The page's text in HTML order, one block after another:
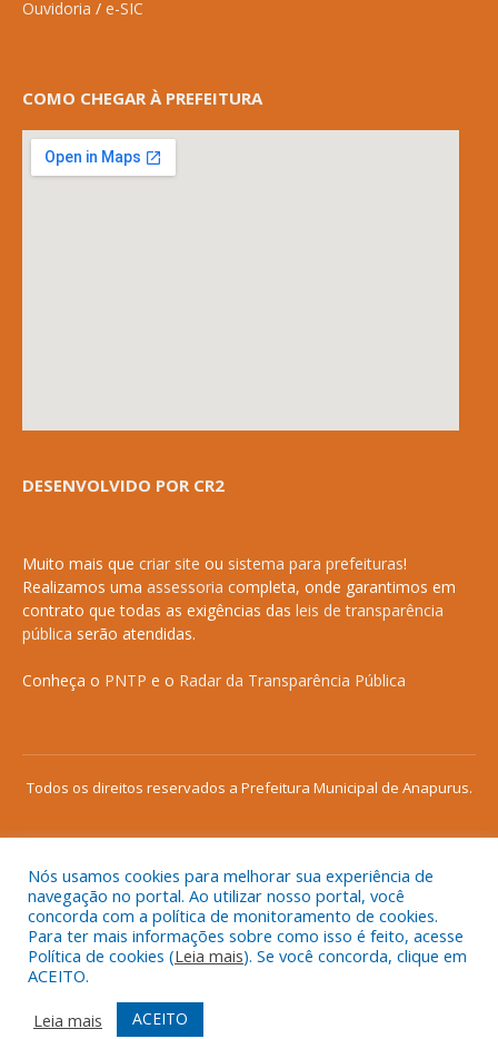
Ouvidoria / e-SIC
COMO CHEGAR À PREFEITURA
DESENVOLVIDO POR CR2
Muito mais que criar site ou sistema para prefeituras!
Realizamos uma assessoria completa, onde garantimos em
contrato que todas as exigências das leis de transparência
pública serão atendidas.
Conheça o PNTP e o Radar da Transparência Pública
Todos os direitos reservados a Prefeitura Municipal de Anapurus.
Mapa do Site
Acessar Área Administrativa
Acessar o Webmail
Nós usamos cookies para melhorar sua experiência de
navegação no portal. Ao utilizar nosso portal, você
concorda com a política de monitoramento de cookies.
Para ter mais informações sobre como isso é feito, acesse
Política de cookies (Leia mais). Se você concorda, clique em
ACEITO.
Leia mais
ACEITO